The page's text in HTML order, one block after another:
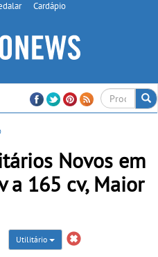
Cardápio
Novos em
a 165 cv, Maior
Utilitário